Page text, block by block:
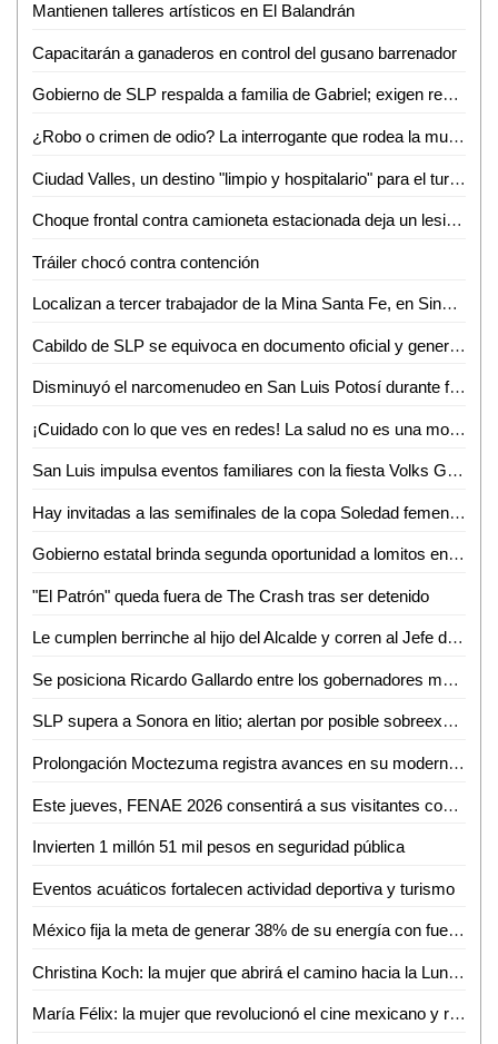
Mantienen talleres artísticos en El Balandrán
Capacitarán a ganaderos en control del gusano barrenador
Gobierno de SLP respalda a familia de Gabriel; exigen resultados a la Fiscalía de Valles
¿Robo o crimen de odio? La interrogante que rodea la muerte de Gabriel García Balleza
Ciudad Valles, un destino "limpio y hospitalario" para el turismo nacional: Ana Pelayo
Choque frontal contra camioneta estacionada deja un lesionado en la colonia Obrera
Tráiler chocó contra contención
Localizan a tercer trabajador de la Mina Santa Fe, en Sinaloa
Cabildo de SLP se equivoca en documento oficial y genera confusión en cambio de nombre de avenida
Disminuyó el narcomenudeo en San Luis Potosí durante febrero
¡Cuidado con lo que ves en redes! La salud no es una moda, advierte nutrióloga
San Luis impulsa eventos familiares con la fiesta Volks Girls
Hay invitadas a las semifinales de la copa Soledad femenil 2026
Gobierno estatal brinda segunda oportunidad a lomitos en la Guardia Civil
"El Patrón" queda fuera de The Crash tras ser detenido
Le cumplen berrinche al hijo del Alcalde y corren al Jefe de la GCE
Se posiciona Ricardo Gallardo entre los gobernadores mejor evaluados del país
SLP supera a Sonora en litio; alertan por posible sobreexplotación
Prolongación Moctezuma registra avances en su modernización
Este jueves, FENAE 2026 consentirá a sus visitantes con enchiladas y bebidas gratis
Invierten 1 millón 51 mil pesos en seguridad pública
Eventos acuáticos fortalecen actividad deportiva y turismo
México fija la meta de generar 38% de su energía con fuentes renovables: SENER
Christina Koch: la mujer que abrirá el camino hacia la Luna con Artemis II
María Félix: la mujer que revolucionó el cine mexicano y redefinió el papel femenino en la pantalla